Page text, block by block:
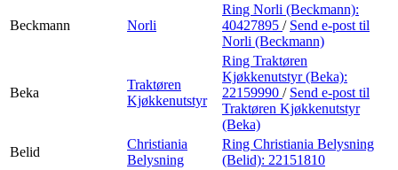
Beckmann Norli
Ring Norli (Beckmann):
40427895 / Send e-post til
Norli (Beckmann)
Beka
Traktøren
Kjøkkenutstyr
Ring Traktøren
Kjøkkenutstyr (Beka):
22159990 / Send e-post til
Traktøren Kjøkkenutstyr
(Beka)
Belid
Christiania
Belysning
Ring Christiania Belysning
(Belid): 22151810